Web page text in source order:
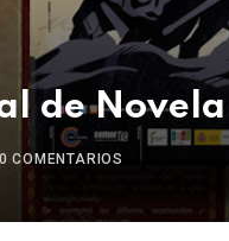
de
0 COMENTARIOS